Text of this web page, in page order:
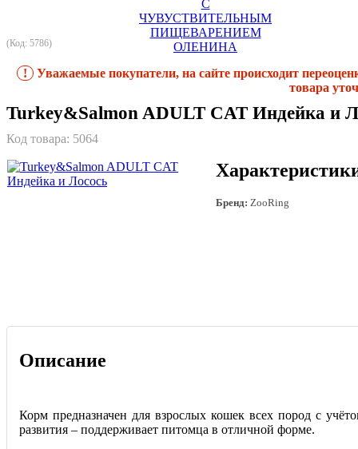
(Код: 5786)
!
Уважаемые покупатели, на сайте происходит
товара
Turkey&Salmon ADULT CAT Индейка и
Код товара: 5064
Бренд: ZooRing
Описание
Корм предназначен для взрослых кошек всех пород с
развития – поддерживает питомца в отличной форме.